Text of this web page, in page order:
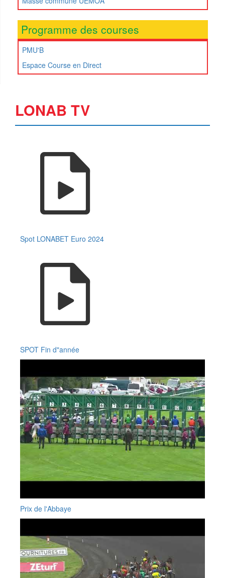
Programme des courses
PMU'B
Espace Course en Direct
LONAB TV
Spot LONABET Euro 2024
SPOT Fin d"année
Prix de l'Abbaye